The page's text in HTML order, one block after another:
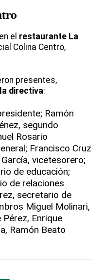
el restaurante La
Colina Centro,
presentes,
la directiva:
Ramón
segundo
Rosario
Francisco Cruz
vicetesorero;
de educación;
de relaciones
secretario de
Miguel Molinari,
Enrique
Ramón Beato